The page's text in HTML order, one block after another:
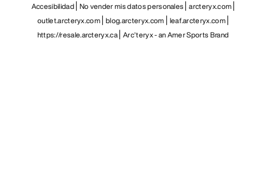
Accesibilidad No vender mis datos personales arcteryx.com
outlet.arcteryx.com blog.arcteryx.com leaf.arcteryx.com
https://resale.arcteryx.ca Arc'teryx - an Amer Sports Brand